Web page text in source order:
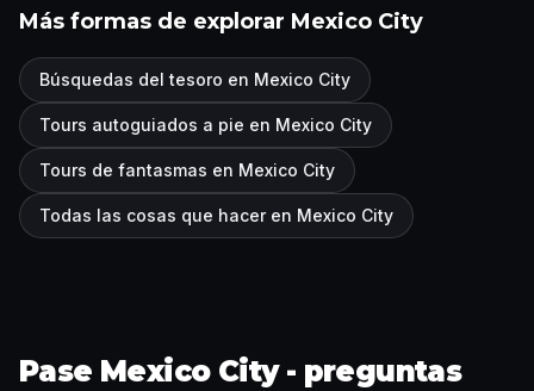
Más formas de explorar Mexico City
Búsquedas del tesoro en Mexico City
Tours autoguiados a pie en Mexico City
Tours de fantasmas en Mexico City
Todas las cosas que hacer en Mexico City
Pase Mexico City - preguntas